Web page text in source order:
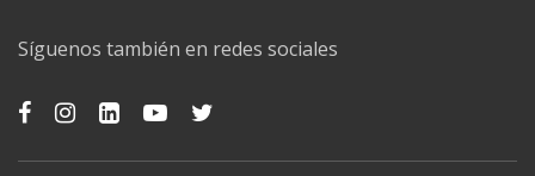
Síguenos también en redes sociales